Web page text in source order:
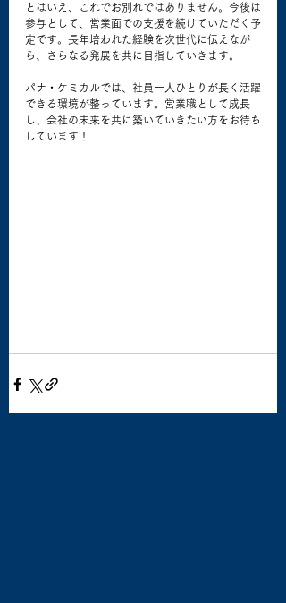
とはいえ、これでお別れではありません。今後は
参与として、営業面での支援を続けていただく予
定です。長年培われた経験を次世代に伝えなが
ら、さらなる発展を共に目指していきます。
パナ・ケミカルでは、社員一人ひとりが長く活躍
できる環境が整っています。営業職として成長
し、会社の未来を共に築いていきたい方をお待ち
しています！